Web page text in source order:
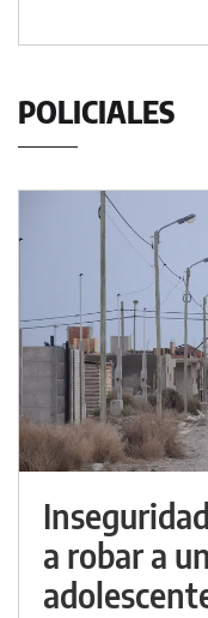
POLICIALES
a robar a